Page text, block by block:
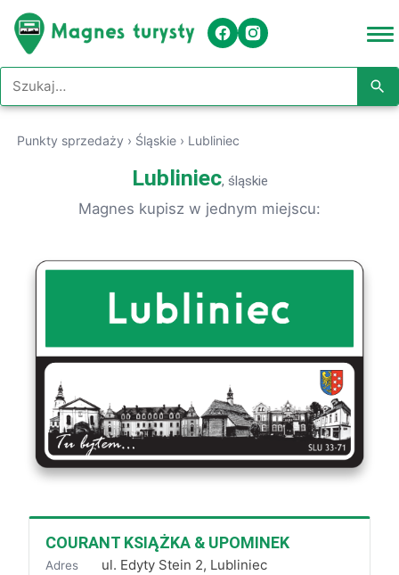
Szukaj w serwisie
Punkty sprzedaży › Śląskie › Lubliniec
Lubliniec, śląskie
Magnes kupisz w jednym miejscu:
COURANT KSIĄŻKA & UPOMINEK
Adres ul. Edyty Stein 2, Lubliniec